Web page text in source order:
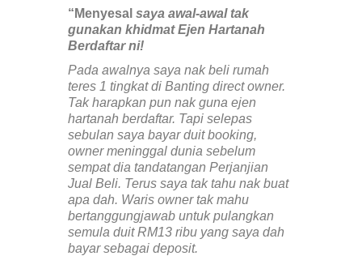
“Menyesal saya awal-awal tak
gunakan khidmat Ejen Hartanah
Berdaftar ni!
Pada awalnya saya nak beli rumah
teres 1 tingkat di Banting direct owner.
Tak harapkan pun nak guna ejen
hartanah berdaftar. Tapi selepas
sebulan saya bayar duit booking,
owner meninggal dunia sebelum
sempat dia tandatangan Perjanjian
Jual Beli. Terus saya tak tahu nak buat
apa dah. Waris owner tak mahu
bertanggungjawab untuk pulangkan
semula duit RM13 ribu yang saya dah
bayar sebagai deposit.